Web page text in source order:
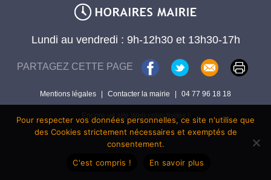
Lundi au vendredi : 9h-12h30 et 13h30-17h
PARTAGEZ CETTE PAGE
Mentions légales | Contacter la mairie | 04 77 96 18 18
Encore un site Web collectivités !
Pour respecter vos données personnelles, ce site n'utilise que
des Cookies strictement nécessaires et exemptés de
consentement.
C'est compris !
En savoir plus